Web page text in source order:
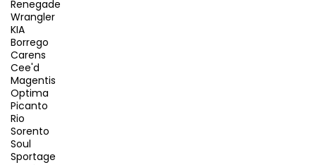
Renegade
Wrangler
KIA
Borrego
Carens
Cee'd
Magentis
Optima
Picanto
Rio
Sorento
Soul
Sportage